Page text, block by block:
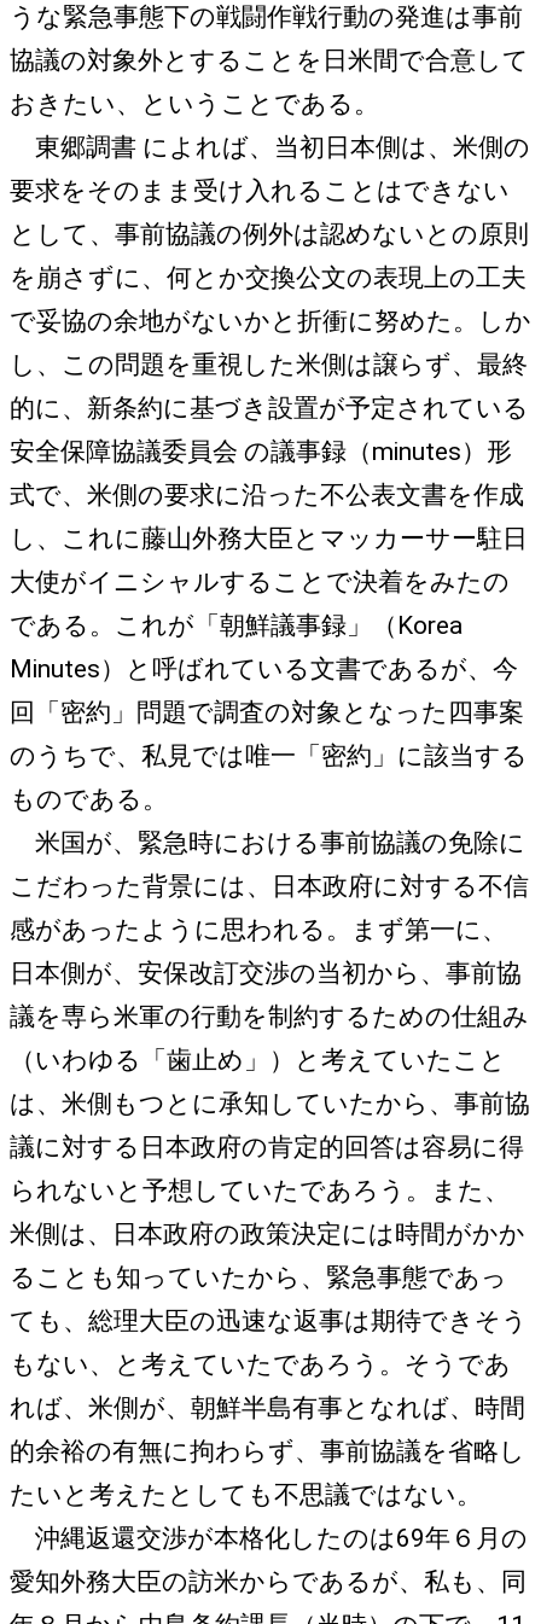
うな緊急事態下の戦闘作戦行動の発進は事前
協議の対象外とすることを日米間で合意して
おきたい、ということである。
東郷調書 によれば、当初日本側は、米側の
要求をそのまま受け入れることはできない
として、事前協議の例外は認めないとの原則
を崩さずに、何とか交換公文の表現上の工夫
で妥協の余地がないかと折衝に努めた。しか
し、この問題を重視した米側は譲らず、最終
的に、新条約に基づき設置が予定されている
安全保障協議委員会 の議事録（minutes）形
式で、米側の要求に沿った不公表文書を作成
し、これに藤山外務大臣とマッカーサー駐日
大使がイニシャルすることで決着をみたの
である。これが「朝鮮議事録」（Korea
Minutes）と呼ばれている文書であるが、今
回「密約」問題で調査の対象となった四事案
のうちで、私見では唯一「密約」に該当する
ものである。
米国が、緊急時における事前協議の免除に
こだわった背景には、日本政府に対する不信
感があったように思われる。まず第一に、
日本側が、安保改訂交渉の当初から、事前協
議を専ら米軍の行動を制約するための仕組み
（いわゆる「歯止め」）と考えていたこと
は、米側もつとに承知していたから、事前協
議に対する日本政府の肯定的回答は容易に得
られないと予想していたであろう。また、
米側は、日本政府の政策決定には時間がかか
ることも知っていたから、緊急事態であっ
ても、総理大臣の迅速な返事は期待できそう
もない、と考えていたであろう。そうであ
れば、米側が、朝鮮半島有事となれば、時間
的余裕の有無に拘わらず、事前協議を省略し
たいと考えたとしても不思議ではない。
沖縄返還交渉が本格化したのは69年６月の
愛知外務大臣の訪米からであるが、私も、同